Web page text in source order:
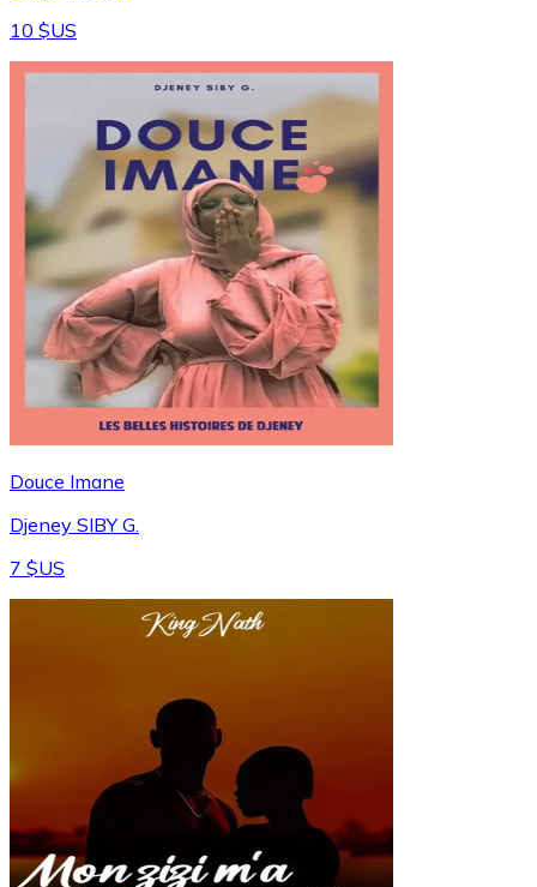
10 $US
Douce Imane
Djeney SIBY G.
7 $US